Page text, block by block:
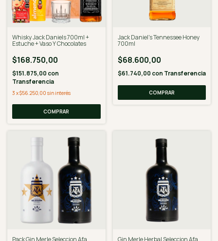
Whisky Jack Daniels 700ml +
Estuche + Vaso Y Chocolates
$168.750,00
$151.875,00 con
Transferencia
3 x$56.250,00 sin interés
COMPRAR
Jack Daniel's Tennessee Honey
700ml
$68.600,00
$61.740,00 con Transferencia
Pack Gin Merle Seleccion Afa Gin Merle Herbal Seleccion Afa